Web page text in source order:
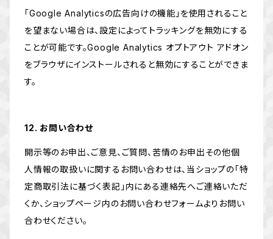
「Google Analyticsの広告向けの機能」を使用されること
を望まない場合は、設定によってトラッキングを無効にする
ことが可能です。Google Analytics オプトアウト アドオン
をブラウザにインストールされると無効にすることができま
す。
12. お問い合わせ
開示等のお申出、ご意見、ご質問、苦情のお申出その他個
人情報の取扱いに関するお問い合わせは、当ショップの「特
定商取引法に基づく表記」内にある連絡先へご連絡いただ
くか、ショップページ内のお問い合わせフォームよりお問い
合わせください。